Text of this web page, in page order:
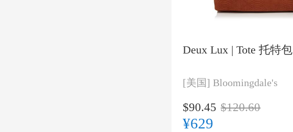
Deux Lux | Tote 托特包
[美国] Bloomingdale's
$90.45 $120.60
¥629